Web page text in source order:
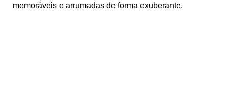
memoráveis e arrumadas de forma exuberante.